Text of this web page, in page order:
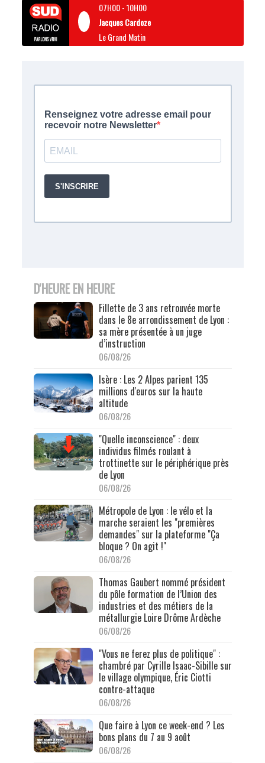
07H00-10H00
Jacques Cardoze
Le Grand Matin
D'HEURE EN HEURE
Fillette de 3 ans retrouvée morte
dans le 8e arrondissement de Lyon :
sa mère présentée à un juge
d’instruction
06/08/26
Isère : Les 2 Alpes parient 135
millions d'euros sur la haute
altitude
06/08/26
"Quelle inconscience" : deux
individus filmés roulant à
trottinette sur le périphérique près
de Lyon
06/08/26
Métropole de Lyon : le vélo et la
marche seraient les "premières
demandes" sur la plateforme "Ça
bloque ? On agit !"
06/08/26
Thomas Gaubert nommé président
du pôle formation de l’Union des
industries et des métiers de la
métallurgie Loire Drôme Ardèche
06/08/26
"Vous ne ferez plus de politique" :
chambré par Cyrille Isaac-Sibille sur
le village olympique, Éric Ciotti
contre-attaque
06/08/26
Que faire à Lyon ce week-end ? Les
bons plans du 7 au 9 août
06/08/26